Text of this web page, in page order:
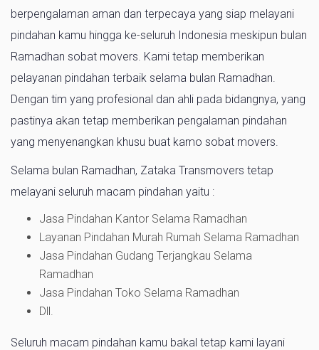
berpengalaman aman dan terpecaya yang siap melayani
pindahan kamu hingga ke-seluruh Indonesia meskipun bulan
Ramadhan sobat movers. Kami tetap memberikan
pelayanan pindahan terbaik selama bulan Ramadhan.
Dengan tim yang profesional dan ahli pada bidangnya, yang
pastinya akan tetap memberikan pengalaman pindahan
yang menyenangkan khusu buat kamo sobat movers.
Selama bulan Ramadhan, Zataka Transmovers tetap
melayani seluruh macam pindahan yaitu :
Jasa Pindahan Kantor Selama Ramadhan
Layanan Pindahan Murah Rumah Selama Ramadhan
Jasa Pindahan Gudang Terjangkau Selama
Ramadhan
Jasa Pindahan Toko Selama Ramadhan
Dll.
Seluruh macam pindahan kamu bakal tetap kami layani